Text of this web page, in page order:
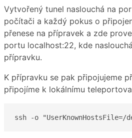
Vytvořený tunel naslouchá na
počítači a každý pokus o
přenese na přípravek a zde
portu localhost:22, kde
přípravku.
K přípravku se pak připojujeme
připojíme k lokálnímu
ssh -o